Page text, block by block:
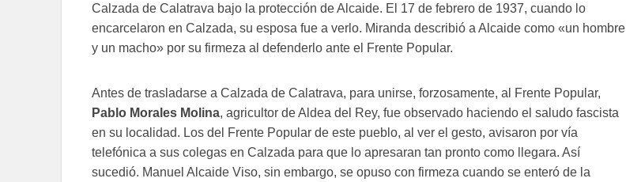
Calzada de Calatrava bajo la protección de Alcaide. El 17 de febrero de 1937, cuando lo
encarcelaron en Calzada, su esposa fue a verlo. Miranda describió a Alcaide como «un hombre
y un macho» por su firmeza al defenderlo ante el Frente Popular.
Antes de trasladarse a Calzada de Calatrava, para unirse, forzosamente, al Frente Popular,
Pablo Morales Molina, agricultor de Aldea del Rey, fue observado haciendo el saludo fascista
en su localidad. Los del Frente Popular de este pueblo, al ver el gesto, avisaron por vía
telefónica a sus colegas en Calzada para que lo apresaran tan pronto como llegara. Así
sucedió. Manuel Alcaide Viso, sin embargo, se opuso con firmeza cuando se enteró de la